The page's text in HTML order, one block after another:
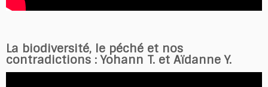
La biodiversité, le péché et nos
contradictions : Yohann T. et Aïdanne Y.